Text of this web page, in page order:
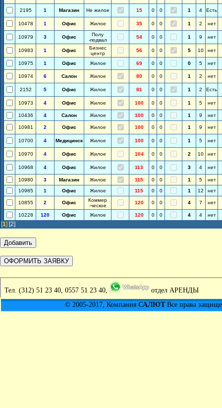
2195 1 Магазин Не жилое 15 0 0 1 4 Есть
10478 1 Офис Жилое 35 0 0 1 2 нет
10979 3 Офис
Полу
-подвал
54 0 0 1 9 нет
10983 1 Офис
Бизнес
центр
56 0 0 5 10 нет
10975 1 Офис Жилое 69 0 0 0 5 нет
10974 6 Салон Жилое 80 0 0 1 2 нет
2152 5 Офис Жилое 81 0 0 1 2 Есть
10973 4 Офис Жилое 100 0 0 1 5 нет
10436 4 Салон Жилое 100 0 0 1 9 нет
10981 2 Офис Жилое 100 0 0 1 9 нет
10700 4 Медицинск Жилое 100 0 0 1 5 нет
10970 4 Офис Жилое 104 0 0 2 10 нет
10968 4 Офис Жилое 113 0 0 3 4 нет
10980 3 Магазин Жилое 115 0 0 1 5
нет
10985
1 Офис Жилое 115 0 0 1 12 нет
10855 2 Офис
Коммер
-ческое
120 0 0 4 7 нет
10228 120 Офис Жилое 120 0 0 4 4 нет
[1] [2]
Тел. (312) 51 23 40, 0557 51 23 40,
отдел АРЕНДЫ
© 2005-2017, Компания САЛЮТВсе права